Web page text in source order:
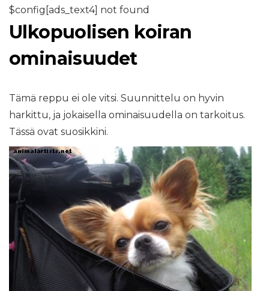
$config[ads_text4] not found
Ulkopuolisen koiran
ominaisuudet
Tämä reppu ei ole vitsi. Suunnittelu on hyvin
harkittu, ja jokaisella ominaisuudella on tarkoitus.
Tässä ovat suosikkini.